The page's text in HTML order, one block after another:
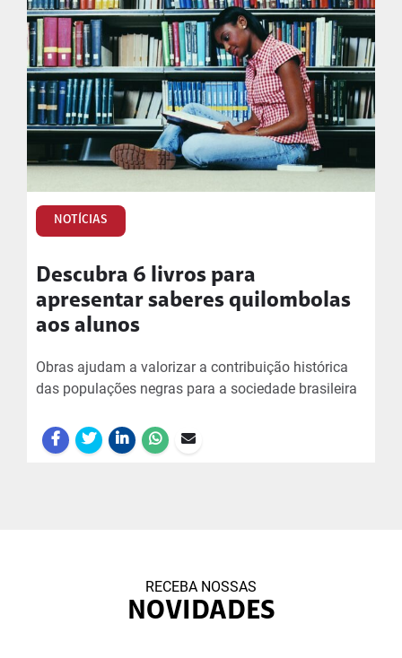
NOTÍCIAS
Descubra 6 livros para
apresentar saberes quilombolas
aos alunos
Obras ajudam a valorizar a contribuição histórica
das populações negras para a sociedade brasileira
RECEBA NOSSAS
NOVIDADES